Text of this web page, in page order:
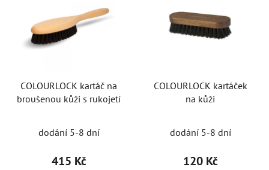
COLOURLOCK kartáč na
broušenou kůži s rukojetí
dodání 5-8 dní
415 Kč
COLOURLOCK kartáček
na kůži
dodání 5-8 dní
120 Kč